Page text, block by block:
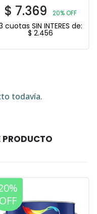
$ 7.369 20% OFF
cuotas SIN INTERES de:
$ 2.456
todavía.
OFF